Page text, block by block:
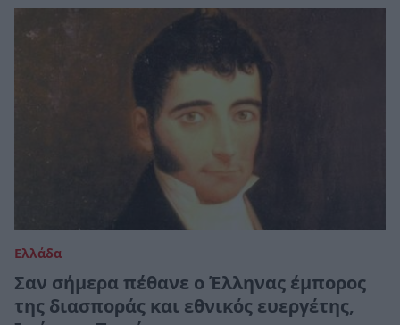
Ελλάδα
Σαν σήμερα πέθανε ο Έλληνας έμπορος
της διασποράς και εθνικός ευεργέτης,